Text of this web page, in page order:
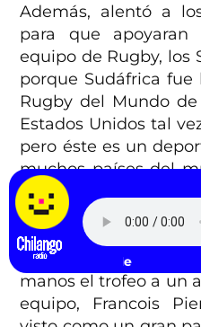
Además, alentó a
para que
equipo de Rugby, los
porque Sudáfrica
Rugby del Mundo
Estados Unidos tal
pero éste es un
muchos países del
Nueva Zelanda,
entre otros). Al final
una épica final
presidente Mandela
manos el trofeo a un
equipo, Francois